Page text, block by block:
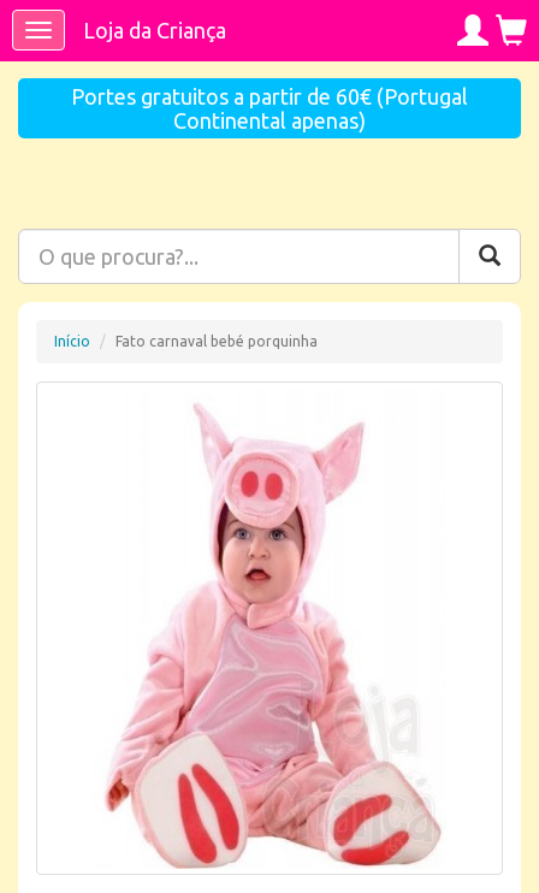
ToggleLoja da Criança
Portes gratuitos a partir de 60€ (Portugal
Continental apenas)
Início Fato carnaval bebé porquinha